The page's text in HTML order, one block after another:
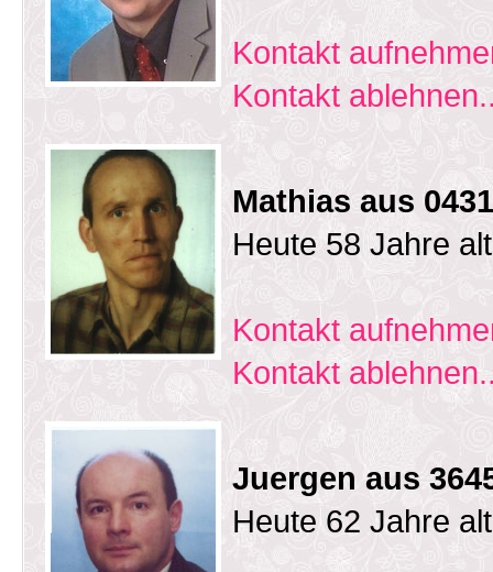
Kontakt
Kontakt
Mathias aus
Heute 58 Jahre
Kontakt
Kontakt
Juergen aus
Heute 62 Jahre